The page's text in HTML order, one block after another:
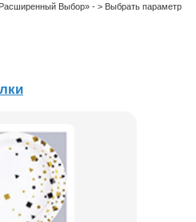
Выбор» - > Выбрать параметр